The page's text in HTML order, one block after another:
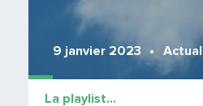
9 janvier 2023
La playlist…